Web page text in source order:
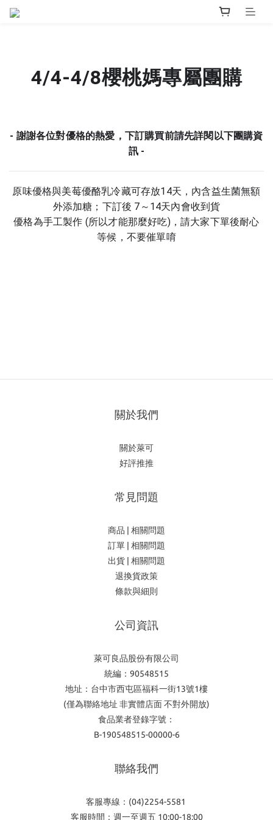
4/4-4/8櫻桃媽專屬團購
- 謝謝各位對優格的熱愛，下訂購買前請先詳閱以下團購資
訊 -
原味優格與美莓優酪乳冷藏可存放14天，內含益生菌無額
外添加糖； 下訂後 7～14天內會收到貨
優格為手工製作 (所以才能那麼好吃)，請大家下單後耐心
等候，不要催單唷
關於我們
關於萊可
好評推推
常見問題
商品 | 相關問題
訂單 | 相關問題
出貨 | 相關問題
退換貨政策
條款與細則
公司資訊
萊可良品股份有限公司
統編：90548515
地址：台中市西屯區福科一街13號1樓
(僅為聯絡地址 非實體店面 不對外開放)
食品業者登錄字號：
B-190548515-00000-6
聯絡我們
客服專線：(04)2254-5581
客服時間：週一至週五 10:00-18:00